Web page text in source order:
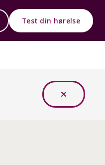
Test din hørelse